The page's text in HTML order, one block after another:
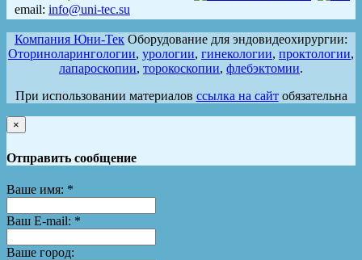
email: info@uni-tec.su
Компания Юни-Тек Оборудование для эндовидеохирургии:
Оториноларингологии, урологии, гинекологии, проктологии,
лапароскопии, торокоскопии, флебэктомии.
При использовании материалов ссылка на сайтобязательна
×
Отправить сообщение
Ваше имя: *
Ваш E-mail: *
Ваше город: